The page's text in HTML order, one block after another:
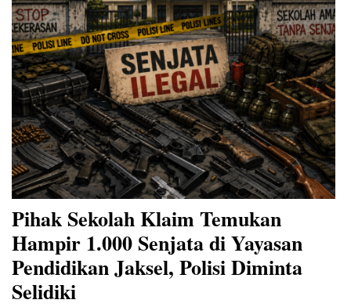
Pihak Sekolah Klaim Temukan
Hampir 1.000 Senjata di Yayasan
Pendidikan Jaksel, Polisi Diminta
Selidiki